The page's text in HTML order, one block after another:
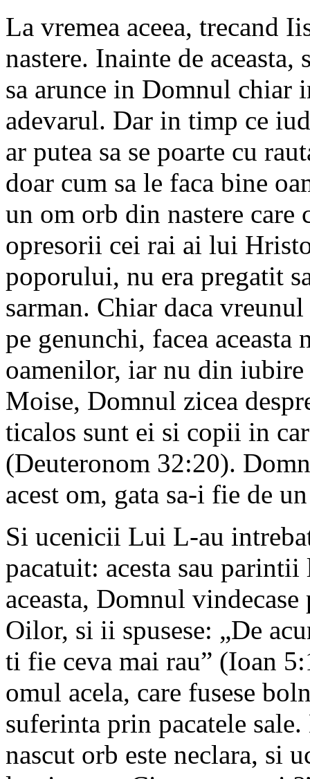
La vremea aceea, trecand
nastere. Inainte de
sa arunce in Domnul chiar
adevarul. Dar in timp ce
ar putea sa se poarte cu
doar cum sa le faca bine
un om orb din nastere
opresorii cei rai ai lui
poporului, nu era pregatit
sarman. Chiar daca
pe genunchi, facea aceasta
oamenilor, iar nu din
Moise, Domnul zicea
ticalos sunt ei si copii in
(Deuteronom 32:20).
acest om, gata sa-i fie de
Si ucenicii Lui L-au
pacatuit: acesta sau
aceasta, Domnul
Oilor, si ii spusese: „De
ti fie ceva mai rau” (Ioan
omul acela, care fusese
suferinta prin pacatele
nascut orb este neclara, si